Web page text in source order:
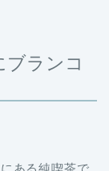
ブランコ